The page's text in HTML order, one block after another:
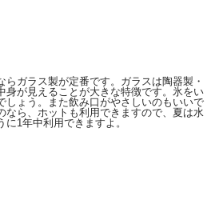
ガラス製が定番です。ガラスは陶器製・
身が見えることが大きな特徴です。氷をい
しょう。また飲み口がやさしいのもいいで
なら、ホットも利用できますので、夏は水
1年中利用できますよ。